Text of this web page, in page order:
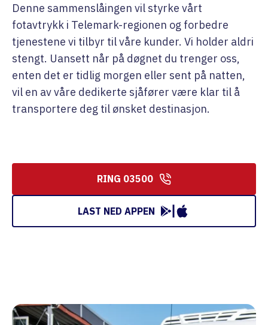
Denne sammenslåingen vil styrke vårt
fotavtrykk i Telemark-regionen og forbedre
tjenestene vi tilbyr til våre kunder. Vi holder aldri
stengt. Uansett når på døgnet du trenger oss,
enten det er tidlig morgen eller sent på natten,
vil en av våre dedikerte sjåfører være klar til å
transportere deg til ønsket destinasjon.
RING 03500
LAST NED APPEN